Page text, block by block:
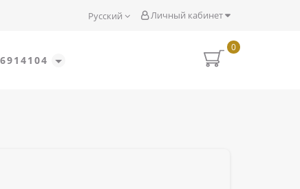
Личный кабинет
Русский
0